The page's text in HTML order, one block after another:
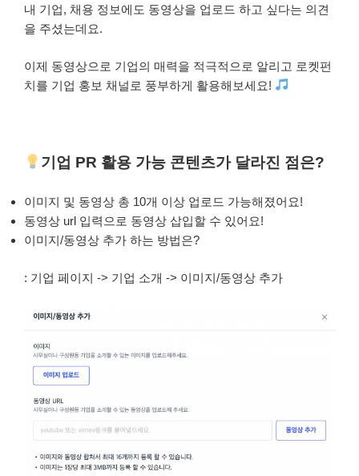
내 기업, 채용 정보에도 동영상을 업로드 하고 싶다는 의견
을 주셨는데요.
이제 동영상으로 기업의 매력을 적극적으로 알리고 로켓펀
치를 기업 홍보 채널로 풍부하게 활용해보세요!
기업 PR 활용 가능 콘텐츠가 달라진 점은?
이미지 및 동영상 총 10개 이상 업로드 가능해졌어요!
동영상 url 입력으로 동영상 삽입할 수 있어요!
이미지/동영상 추가 하는 방법은?
: 기업 페이지 -> 기업 소개 -> 이미지/동영상 추가